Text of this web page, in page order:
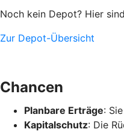
Noch kein Depot? Hier
Zur Depot-Übersicht
Chancen
Planbare Erträge:
Kapitalschutz: Die